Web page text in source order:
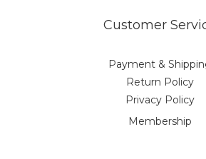
Customer
Payment &
Return Policy
Privacy Policy
Membership